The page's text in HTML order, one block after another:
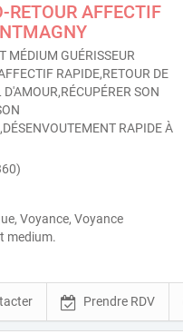
RETOUR AFFECTIF
MÉDIUM GUÉRISSEUR
RAPIDE,RETOUR DE
SON
RAPIDE À
Voyance, Voyance
medium.
Prendre RDV